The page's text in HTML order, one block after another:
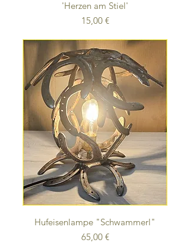
'Herzen am Stiel'
Preis
15,00 €
Hufeisenlampe "Schwammerl"
Preis
65,00 €